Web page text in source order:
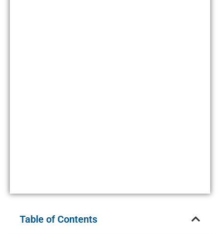
Table of Contents